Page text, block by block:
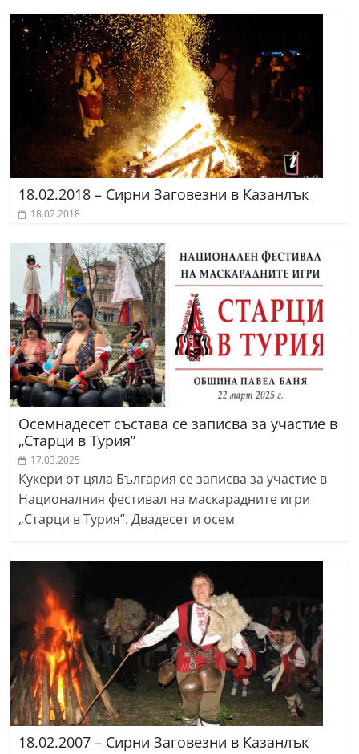
18.02.2018 – Сирни Заговезни в Казанлък
18.02.2018
Осемнадесет състава се записва за участие в
„Старци в Турия”
17.03.2025
Кукери от цяла България се записва за участие в
Националния фестивал на маскарадните игри
„Старци в Турия”. Двадесет и осем
18.02.2007 – Сирни Заговезни в Казанлък